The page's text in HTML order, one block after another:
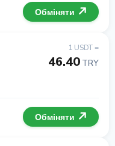
Обміняти
1 USDT =
46.40 TRY
Обміняти